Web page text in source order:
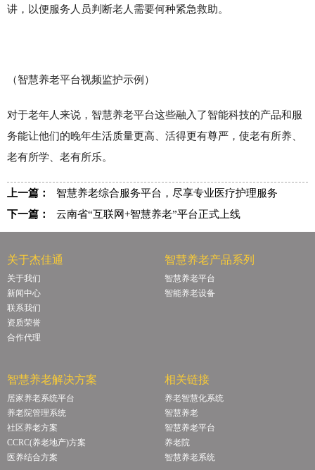
讲，以便服务人员判断老人需要何种紧急救助。
（智慧养老平台视频监护示例）
对于老年人来说，智慧养老平台这些融入了智能科技的产品和服
务能让他们的晚年生活质量更高、活得更有尊严，使老有所养、
老有所学、老有所乐。
上一篇：
智慧养老综合服务平台，尽享专业医疗护理服务
下一篇：
云南省“互联网+智慧养老”平台正式上线
关于杰佳通
关于我们
新闻中心
联系我们
资质荣誉
合作代理
智慧养老产品系列
智慧养老平台
智能养老设备
智慧养老解决方案
居家养老系统平台
养老院管理系统
社区养老方案
CCRC(养老地产)方案
医养结合方案
相关链接
养老智慧化系统
智慧养老
智慧养老平台
养老院
智慧养老系统